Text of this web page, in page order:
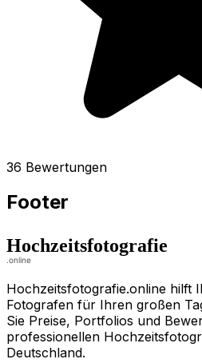
36 Bewertungen
Footer
Hochzeitsfotografie.online hilft
Fotografen für Ihren großen
Sie Preise, Portfolios und
professionellen
Deutschland.